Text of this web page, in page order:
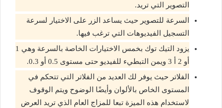
التصوير التي تريد.
السرعة للتصوير حيث يساعد الزر على الاختيار لسرعة
التسجيل الفيديوهات التي ترغب فيها.
يزود التيك توك بخمس الاختيارات الخاصة بالسرعة وهي 1
أو 2 أ 3 ويمن التبطيء للفيديو حتى مستوى 0.5 أو 0.3.
الفلاتر حيث يوفر لك العديد من الفلاتر التي تتحكم في
المستوى الخاص بالألوان وأيضًا الوضوح ويتم الوقوف
لاستخدام هذه الميزة تبعا للمزاج العام الذي تريد العرض